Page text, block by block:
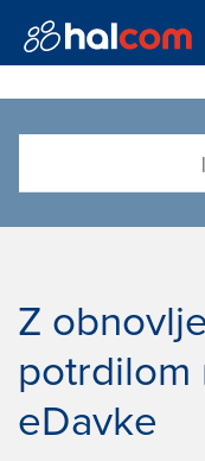
POGOSTA
Hal E-Bank
Obnova
Prevzem Nexus
O NAS
Z
potrdilom
eDavke